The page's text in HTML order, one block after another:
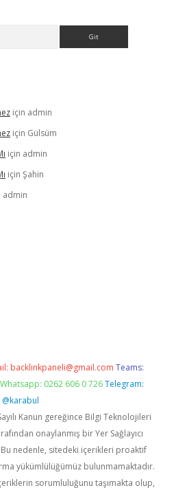
için admin
için Gülsüm
için admin
için Şahin
admin
backlinkpaneli@gmail.com Teams:
Whatsapp: 0262 606 0 726 Telegram:
@karabul
Kanun gereğince Bilgi Teknolojileri
onaylanmış bir Yer Sağlayıcı
nedenle, sitedeki içerikleri proaktif
yükümlülüğümüz bulunmamaktadır.
sorumluluğunu taşımakta olup,